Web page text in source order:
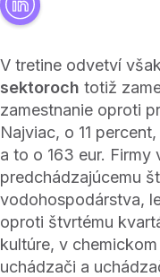
V tretine odvetví
sektoroch totiž
zamestnanie oproti
Najviac, o 11
a to o 163 eur. Firmy
predchádzajúcemu
vodohospodárstva,
oproti štvrtému
kultúre, v
uchádzači a